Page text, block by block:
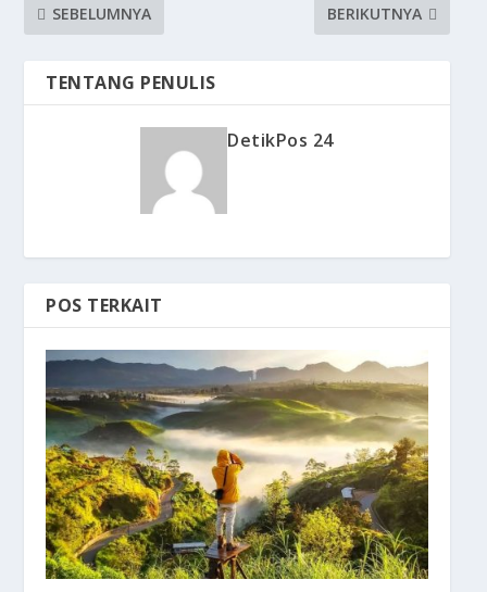
SEBELUMNYA BERIKUTNYA
TENTANG PENULIS
DetikPos 24
POS TERKAIT